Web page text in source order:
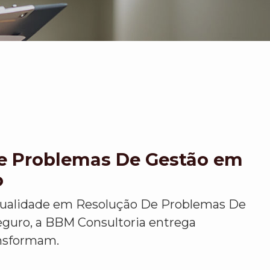
Problemas De Gestão em
em Resolução De Problemas De
a BBM Consultoria entrega